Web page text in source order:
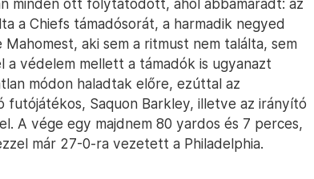
minden ott folytatódott, ahol abbamaradt: az
a Chiefs támadósorát, a harmadik negyed
aki sem a ritmust nem találta, sem
a védelem mellett a támadók is ugyanazt
módon haladtak előre, ezúttal az
futójátékos, Saquon Barkley, illetve az irányító
A vége egy majdnem 80 yardos és 7 perces,
már 27-0-ra vezetett a Philadelphia.